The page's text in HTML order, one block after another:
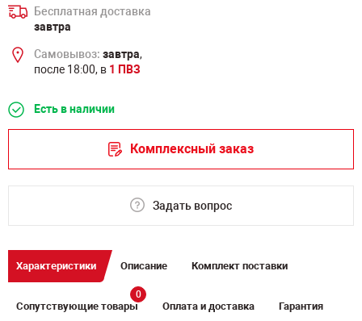
Бесплатная доставка
завтра
Самовывоз: завтра,
после 18:00, в 1 ПВЗ
Есть в наличии
Комплексный заказ
Задать вопрос
Характеристики Описание Комплект поставки
Сопутствующие товары
0
Оплата и доставка Гарантия